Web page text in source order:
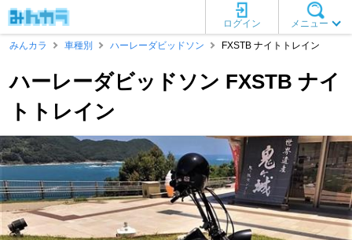
メニュー
ログイン
みんカラ
車種別 ハーレーダビッドソン FXSTB ナイトトレイン
ハーレーダビッドソン FXSTB ナイ
トトレイン